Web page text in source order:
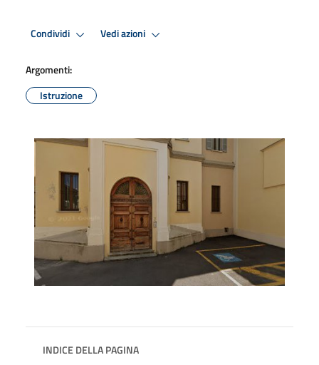
Condividi Vedi azioni
Argomenti:
Istruzione
INDICE DELLA PAGINA